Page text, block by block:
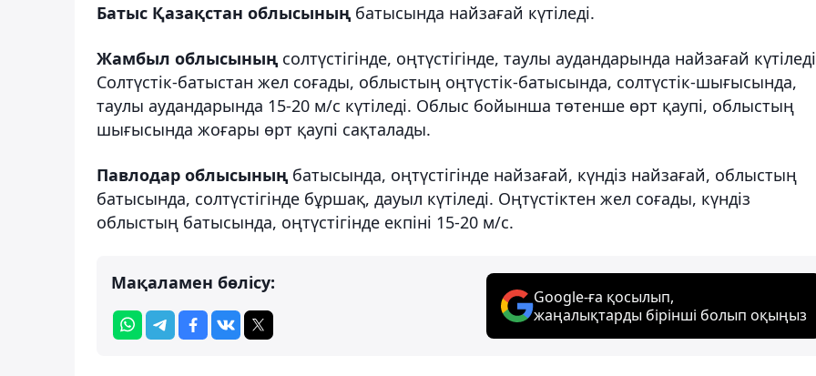
Батыс Қазақстан облысының батысында найзағай күтіледі.
Жамбыл облысының солтүстігінде, оңтүстігінде, таулы аудандарында найзағай
Солтүстік-батыстан жел соғады, облыстың оңтүстік-батысында, солтүстік-шығысында,
таулы аудандарында 15-20 м/с күтіледі. Облыс бойынша төтенше өрт қаупі, облыстың
шығысында жоғары өрт қаупі сақталады.
Павлодар облысының батысында, оңтүстігінде найзағай, күндіз найзағай, облыстың
батысында, солтүстігінде бұршақ, дауыл күтіледі. Оңтүстіктен жел соғады, күндіз
облыстың батысында, оңтүстігінде екпіні 15-20 м/с.
Мақаламен бөлісу:
Google-ға қосылып,
жаңалықтарды бірінші болып оқыңыз